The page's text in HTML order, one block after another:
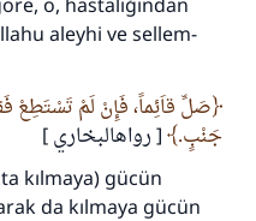
aleyhi ve sellem-
صَلِّ قاَئِماً، فَإِنْ لَمْ تَسْتَطِعْ
جَنْبٍ.
[ رواهالبخاري ]
kılmaya) gücün
da kılmaya gücün